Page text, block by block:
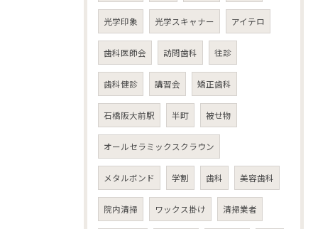
光学印象 光学スキャナー アイテロ
歯科医師会 訪問歯科 往診
歯科健診 講習会 矯正歯科
石橋阪大前駅 半町 被せ物
オールセラミックスクラウン
メタルボンド 学割 歯科 美容歯科
院内清掃 ワックス掛け 清掃業者